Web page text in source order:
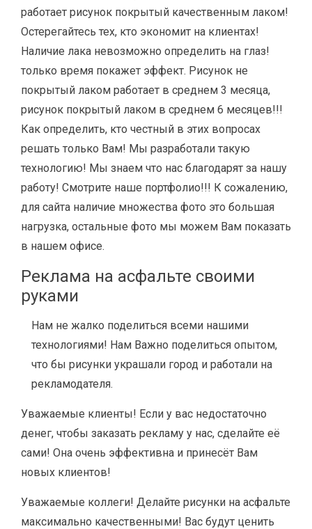
работает рисунок покрытый качественным лаком!
Остерегайтесь тех, кто экономит на клиентах!
Наличие лака невозможно определить на глаз!
только время покажет эффект. Рисунок не
покрытый лаком работает в среднем 3 месяца,
рисунок покрытый лаком в среднем 6 месяцев!!!
Как определить, кто честный в этих вопросах
решать только Вам! Мы разработали такую
технологию! Мы знаем что нас благодарят за нашу
работу! Смотрите наше портфолио!!! К сожалению,
для сайта наличие множества фото это большая
нагрузка, остальные фото мы можем Вам показать
в нашем офисе.
Реклама на асфальте своими
руками
Нам не жалко поделиться всеми нашими
технологиями! Нам Важно поделиться опытом,
что бы рисунки украшали город и работали на
рекламодателя.
Уважаемые клиенты! Если у вас недостаточно
денег, чтобы заказать рекламу у нас, сделайте её
сами! Она очень эффективна и принесёт Вам
новых клиентов!
Уважаемые коллеги! Делайте рисунки на асфальте
максимально качественными! Вас будут ценить